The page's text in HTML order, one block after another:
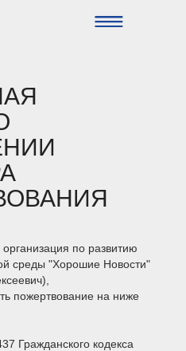
по развитию
среды "Хорошие Новости"
пожертвование на ниже
Гражданского кодекса